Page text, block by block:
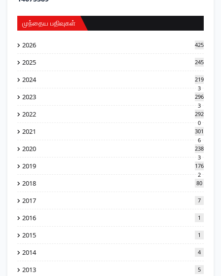
முந்தைய பதிவுகள்
2026 425
2025 245
2024
219
3
2023
296
3
2022
292
0
2021
301
6
2020
238
3
2019
176
2
2018 80
2017 7
2016 1
2015 1
2014 4
2013 5